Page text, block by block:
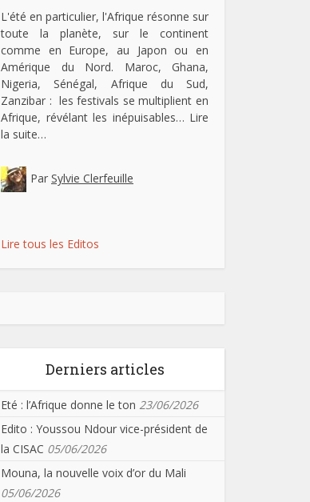
L'été en particulier, l'Afrique résonne sur
toute la planète, sur le continent
comme en Europe, au Japon ou en
Amérique du Nord. Maroc, Ghana,
Nigeria, Sénégal, Afrique du Sud,
Zanzibar : les festivals se multiplient en
Afrique, révélant les inépuisables… Lire
la suite…
Par Sylvie Clerfeuille
Lire tous les Editos
Derniers articles
Eté : l’Afrique donne le ton 23/06/2026
Edito : Youssou Ndour vice-président de
la CISAC 05/06/2026
Mouna, la nouvelle voix d’or du Mali
05/06/2026